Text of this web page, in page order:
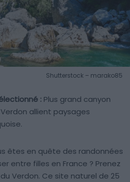
Shutterstock – marako85
: Plus grand canyon
Verdon allient paysages
êtes en quête des randonnées
entre filles en France ? Prenez
Verdon. Ce site naturel de 25